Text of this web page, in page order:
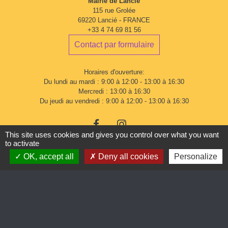
115 rue Grolée
69220 Lancié - FRANCE
+33 4 74 69 81 56
Contact par formulaire
Horaires d'ouverture:
Du lundi au mardi : 9:00 à 12:00 - 13:00 à 16:30
Mercredi : 13:00 à 16:30
Du jeudi au vendredi : 9:00 à 12:00 - 13:00 à 16:30
This site uses cookies and gives you control over what you want
to activate
OK, accept all
Deny all cookies Personalize